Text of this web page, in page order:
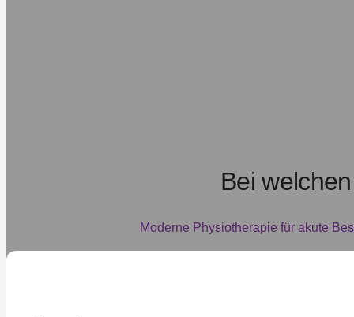
Bei
Moderne Physiotherapie für akute